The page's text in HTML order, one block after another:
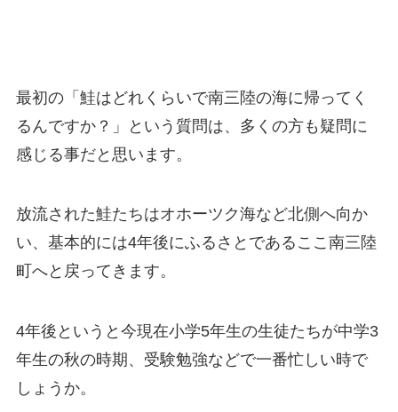
最初の「鮭はどれくらいで南三陸の海に帰ってく
るんですか？」という質問は、多くの方も疑問に
感じる事だと思います。
放流された鮭たちはオホーツク海など北側へ向か
い、基本的には4年後にふるさとであるここ南三陸
町へと戻ってきます。
4年後というと今現在小学5年生の生徒たちが中学3
年生の秋の時期、受験勉強などで一番忙しい時で
しょうか。